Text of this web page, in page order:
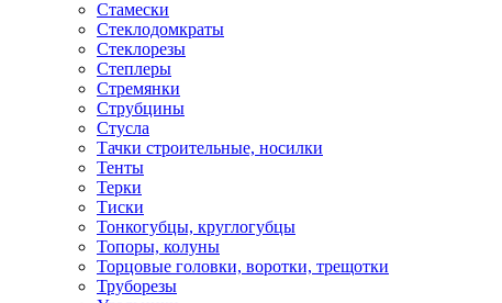
Стамески
Стеклодомкраты
Стеклорезы
Степлеры
Стремянки
Струбцины
Стусла
Тачки строительные, носилки
Тенты
Терки
Тиски
Тонкогубцы, круглогубцы
Топоры, колуны
Торцовые головки, воротки, трещотки
Труборезы